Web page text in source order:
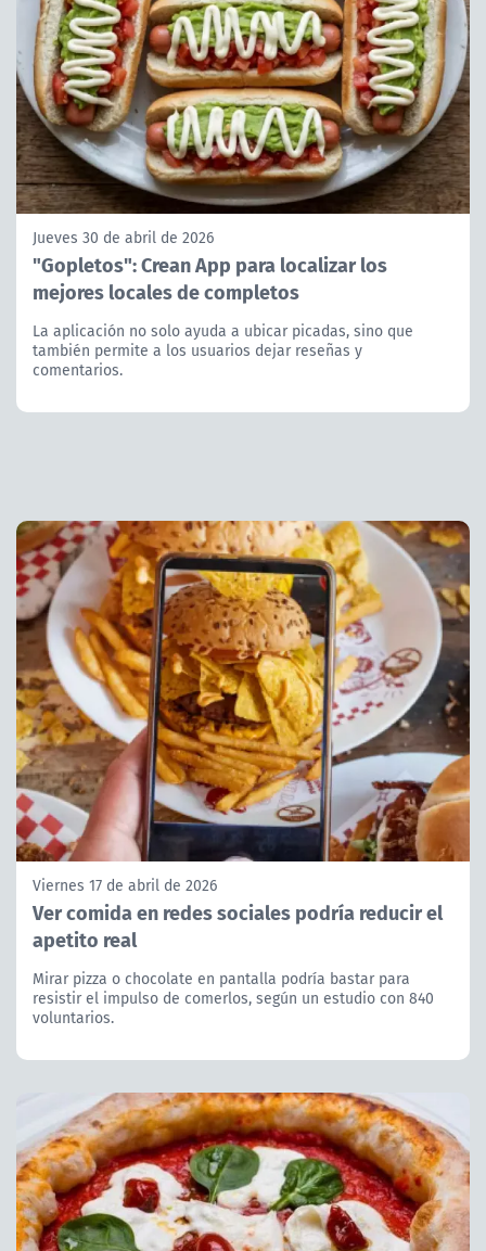
Jueves 30 de abril de 2026
"Gopletos": Crean App para localizar los
mejores locales de completos
La aplicación no solo ayuda a ubicar picadas, sino que
también permite a los usuarios dejar reseñas y
comentarios.
Viernes 17 de abril de 2026
Ver comida en redes sociales podría reducir el
apetito real
Mirar pizza o chocolate en pantalla podría bastar para
resistir el impulso de comerlos, según un estudio con 840
voluntarios.